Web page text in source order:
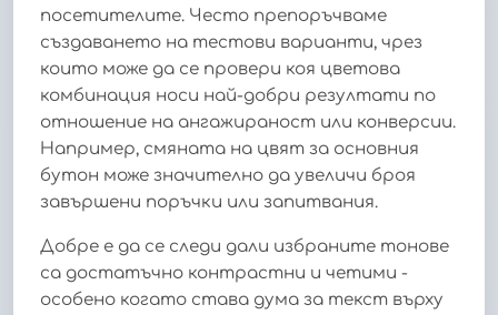
посетителите. Често препоръчваме
създаването на тестови варианти, чрез
които може да се провери коя цветова
комбинация носи най-добри резултати по
отношение на ангажираност или конверсии.
Например, смяната на цвят за основния
бутон може значително да увеличи броя
завършени поръчки или запитвания.
Добре е да се следи дали избраните тонове
са достатъчно контрастни и четими -
особено когато става дума за текст върху